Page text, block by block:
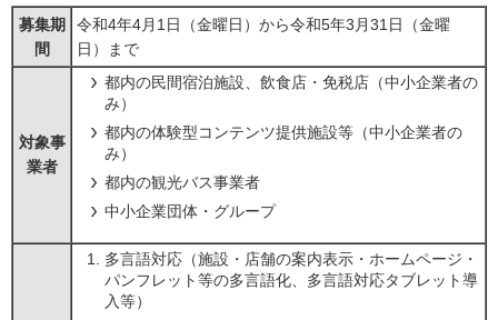
募集期
間
令和4年4月1日（金曜日）から令和5年3月31日（金曜
日）まで
対象事
業者
都内の民間宿泊施設、飲食店・免税店（中小企業者の
み）
都内の体験型コンテンツ提供施設等（中小企業者の
み）
都内の観光バス事業者
中小企業団体・グループ
多言語対応（施設・店舗の案内表示・ホームページ・
パンフレット等の多言語化、多言語対応タブレット導
入等）